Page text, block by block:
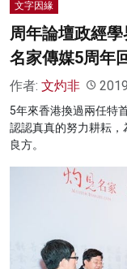
文字因緣
周年論壇政經
名家傳媒5周年
作者: 文灼非
5年來香港換過兩任特
認認真真的努力耕耘
良方。